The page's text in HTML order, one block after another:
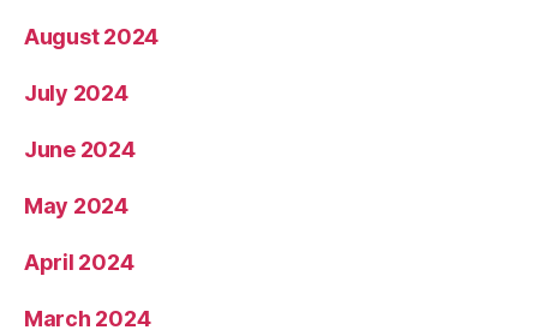
August 2024
July 2024
June 2024
May 2024
April 2024
March 2024